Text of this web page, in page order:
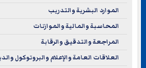
الموارد البشرية والتدريب
المحاسبة والمالية والموازنات
المراجعة والتدقيق والرقابة
العلاقات العامة والإعلام والبروتوكول